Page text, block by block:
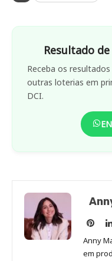
Resultado
Receba os
outras loterias em
DCI.
no
Anny
em